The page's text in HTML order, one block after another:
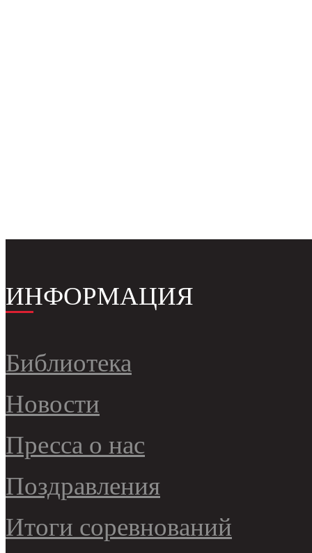
ИНФОРМАЦИЯ
Библиотека
Новости
Пресса о нас
Поздравления
Итоги соревнований